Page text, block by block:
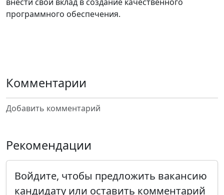
программного обеспечения.
Комментарии
Добавить комментарий
Рекомендации
Войдите, чтобы предложить вакансию
кандидату или оставить комментарий